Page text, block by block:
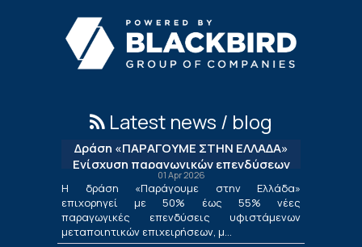
Latest news / blog
Δράση «ΠΑΡΑΓΟΥΜΕ ΣΤΗΝ ΕΛΛΑΔΑ»
Ενίσχυση παραγωγικών επενδύσεων
μεταποίησης
01 Apr 2026
Η δράση «Παράγουμε στην Ελλάδα»
επιχορηγεί με 50% έως 55% νέες
παραγωγικές επενδύσεις υφιστάμενων
μεταποιητικών επιχειρήσεων, μ...